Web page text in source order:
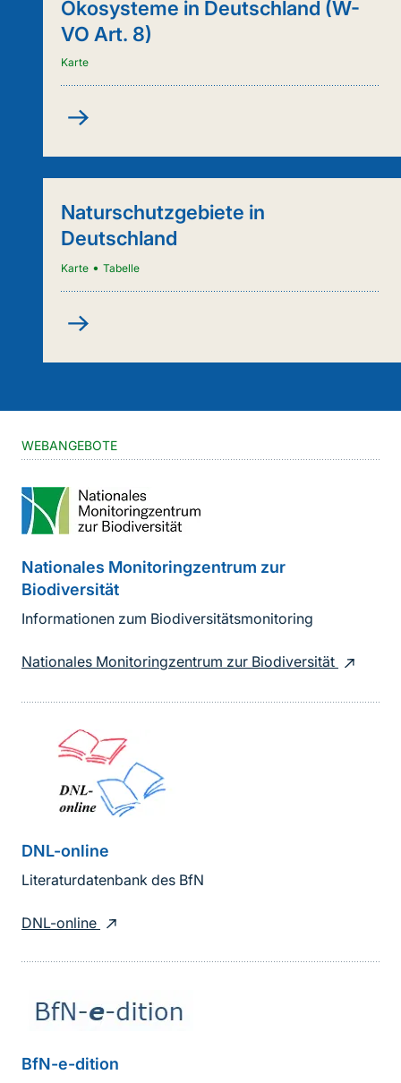
Ökosysteme in Deutschland (W-
VO Art. 8)
Karte
Kartenanwendung
Städtische
Ökosysteme
Deutschland
(W-
VO
Art.
Naturschutzgebiete in
Deutschland
Karte • Tabelle
Naturschutzgebiete
Deutschland
WEBANGEBOTE
Nationales Monitoringzentrum zur
Biodiversität
Informationen zum Biodiversitätsmonitoring
Nationales Monitoringzentrum zur Biodiversität
DNL-online
Literaturdatenbank des BfN
DNL-online
BfN-e-dition